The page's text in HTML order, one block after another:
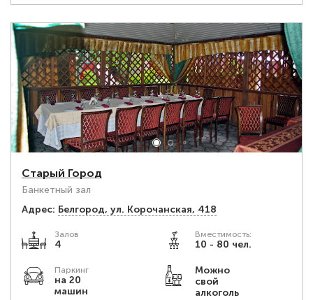
Старый Город
Банкетный зал
Адрес: Белгород, ул. Корочанская, 418
Залов
4
Вместимость:
10 - 80 чел.
Паркинг
на 20
машин
Можно
свой
алкоголь